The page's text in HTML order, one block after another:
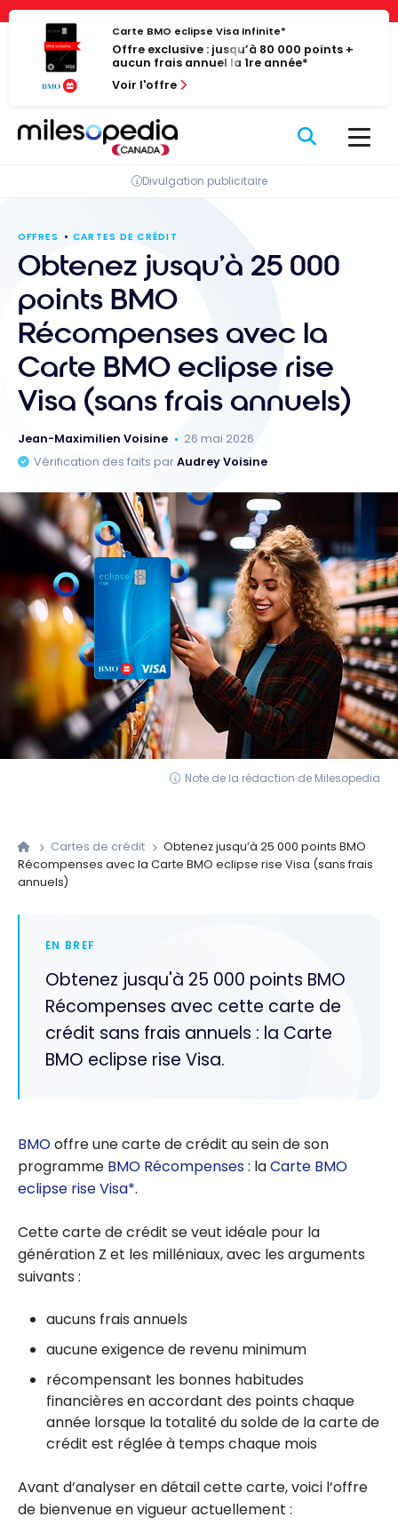
Panneau de gestion des cookies
Passer
contenu
Carte BMO eclipse Visa Infinite*
Offre exclusive : jusqu’à 80 000 points +
aucun frais annuel la 1re année*
Voir l'offre
Divulgation publicitaire
OFFRES CARTES DE CRÉDIT
Obtenez jusqu’à 25 000
points BMO
Récompenses avec la
Carte BMO eclipse rise
Visa (sans frais annuels)
Jean-Maximilien Voisine
26 mai 2026
Vérification des faits parAudrey Voisine
Note de la rédaction de Milesopedia
Cartes de crédit
Obtenez jusqu’à 25 000 points BMO
Récompenses avec la Carte BMO eclipse rise Visa (sans frais
annuels)
EN BREF
Obtenez jusqu'à 25 000 points BMO
Récompenses avec cette carte de
crédit sans frais annuels : la Carte
BMO eclipse rise Visa.
BMOoffre une carte de crédit au sein de son
programme BMO Récompenses: laCarte BMO
eclipse rise Visa*.
Cette carte de crédit se veut idéale pour la
génération Z et les milléniaux, avec les arguments
suivants :
aucuns frais annuels
aucune exigence de revenu minimum
récompensant les bonnes habitudes
financières en accordant des points chaque
année lorsque la totalité du solde de la carte de
crédit est réglée à temps chaque mois
Avant d’analyser en détail cette carte, voici l’offre
de bienvenue en vigueur actuellement :